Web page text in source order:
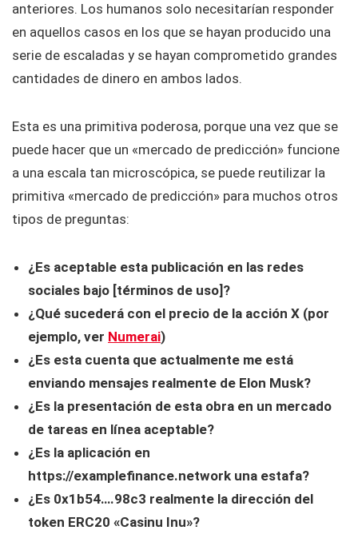
anteriores. Los humanos solo necesitarían responder
en aquellos casos en los que se hayan producido una
serie de escaladas y se hayan comprometido grandes
cantidades de dinero en ambos lados.
Esta es una primitiva poderosa, porque una vez que se
puede hacer que un «mercado de predicción» funcione
a una escala tan microscópica, se puede reutilizar la
primitiva «mercado de predicción» para muchos otros
tipos de preguntas:
¿Es aceptable esta publicación en las redes
sociales bajo [términos de uso]?
¿Qué sucederá con el precio de la acción X (por
ejemplo, ver Numerai)
¿Es esta cuenta que actualmente me está
enviando mensajes realmente de Elon Musk?
¿Es la presentación de esta obra en un mercado
de tareas en línea aceptable?
¿Es la aplicación en
https://examplefinance.network una estafa?
¿Es 0x1b54….98c3 realmente la dirección del
token ERC20 «Casinu Inu»?